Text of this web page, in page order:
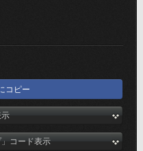
コピー
コード表示